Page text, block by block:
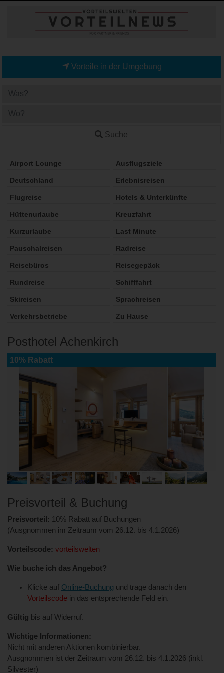
Vorteile in der Umgebung
Suche
Airport Lounge Ausflugsziele
Deutschland Erlebnisreisen
Flugreise Hotels & Unterkünfte
Hüttenurlaube Kreuzfahrt
Kurzurlaube Last Minute
Pauschalreisen Radreise
Reisebüros Reisegepäck
Rundreise Schifffahrt
Skireisen Sprachreisen
Verkehrsbetriebe Zu Hause
Posthotel Achenkirch
10% Rabatt
Preisvorteil & Buchung
Preisvorteil: 10% Rabatt auf Buchungen
(Ausgnommen im Zeitraum vom 26.12. bis 4.1.2026)
Vorteilscode: vorteilswelten
Wie buche ich das Angebot?
Klicke auf Online-Buchung und trage danach den
Vorteilscode in das entsprechende Feld ein.
Gültig bis auf Widerruf.
Wichtige Informationen:
Nicht mit anderen Aktionen kombinierbar.
Ausgnommen ist der Zeitraum vom 26.12. bis 4.1.2026 (inkl.
Silvester)